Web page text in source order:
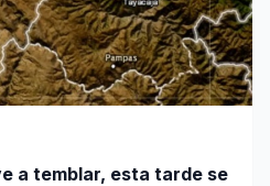
a temblar, esta tarde se